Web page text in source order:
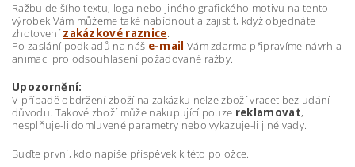
Ražbu delšího textu, loga nebo jiného grafického motivu na tento
výrobek Vám můžeme také nabídnout a zajistit, když objednáte
zhotovení zakázkové raznice.
Po zaslání podkladů na náš e-mail Vám zdarma připravíme návrh a
animaci pro odsouhlasení požadované ražby.
Upozornění:
V případě obdržení zboží na zakázku nelze zboží vracet bez udání
důvodu. Takové zboží může nakupující pouze reklamovat,
nesplňuje-li domluvené parametry nebo vykazuje-li jiné vady.
Buďte první, kdo napíše příspěvek k této položce.